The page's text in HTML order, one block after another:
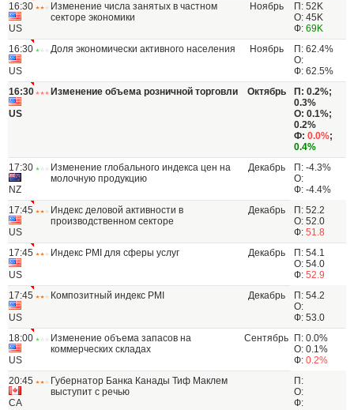
16:30
US
Изменение числа занятых в частном
секторе экономики
Ноябрь
П: 52K
О: 45K
Ф: 69K
16:30
US
Доля экономически активного населения Ноябрь
П: 62.4%
О:
Ф: 62.5%
16:30
US
Изменение объема розничной торговли Октябрь
П: 0.2%;
0.3%
О: 0.1%;
0.2%
Ф: 0.0%;
0.4%
17:30
NZ
Изменение глобального индекса цен на
молочную продукцию
Декабрь
П: -4.3%
О:
Ф: -4.4%
17:45
US
Индекс деловой активности в
производственном секторе
Декабрь
П: 52.2
О: 52.0
Ф: 51.8
17:45
US
Индекс PMI для сферы услуг Декабрь
П: 54.1
О: 54.0
Ф: 52.9
17:45
US
Композитный индекс PMI Декабрь
П: 54.2
О:
Ф: 53.0
18:00
US
Изменение объема запасов на
коммерческих складах
Сентябрь
П: 0.0%
О: 0.1%
Ф: 0.2%
20:45
CA
Губернатор Банка Канады Тиф Маклем
выступит с речью
П:
О:
Ф: